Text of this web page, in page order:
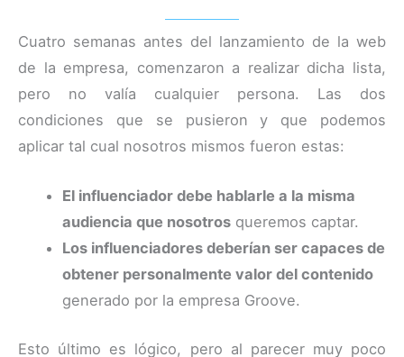
Cuatro semanas antes del lanzamiento de la web
de la empresa, comenzaron a realizar dicha lista,
pero no valía cualquier persona. Las dos
condiciones que se pusieron y que podemos
aplicar tal cual nosotros mismos fueron estas:
El influenciador debe hablarle a la misma
audiencia que nosotros queremos captar.
Los influenciadores deberían ser capaces de
obtener personalmente valor del contenido
generado por la empresa Groove.
Esto último es lógico, pero al parecer muy poco